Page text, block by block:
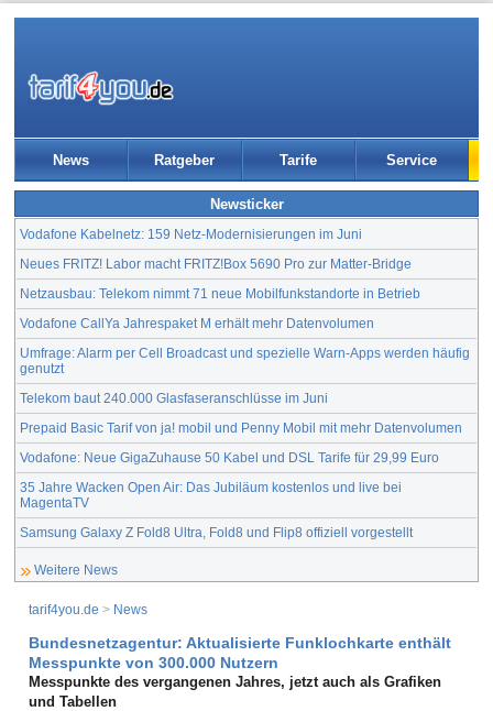
News Ratgeber Tarife Service
Newsticker
Vodafone Kabelnetz: 159 Netz-Modernisierungen im Juni
Neues FRITZ! Labor macht FRITZ!Box 5690 Pro zur Matter-Bridge
Netzausbau: Telekom nimmt 71 neue Mobilfunkstandorte in Betrieb
Vodafone CallYa Jahrespaket M erhält mehr Datenvolumen
Umfrage: Alarm per Cell Broadcast und spezielle Warn-Apps werden häufig
genutzt
Telekom baut 240.000 Glasfaseranschlüsse im Juni
Prepaid Basic Tarif von ja! mobil und Penny Mobil mit mehr Datenvolumen
Vodafone: Neue GigaZuhause 50 Kabel und DSL Tarife für 29,99 Euro
35 Jahre Wacken Open Air: Das Jubiläum kostenlos und live bei
MagentaTV
Samsung Galaxy Z Fold8 Ultra, Fold8 und Flip8 offiziell vorgestellt
Weitere News
tarif4you.de > News
Bundesnetzagentur: Aktualisierte Funklochkarte enthält
Messpunkte von 300.000 Nutzern
Messpunkte des vergangenen Jahres, jetzt auch als Grafiken
und Tabellen